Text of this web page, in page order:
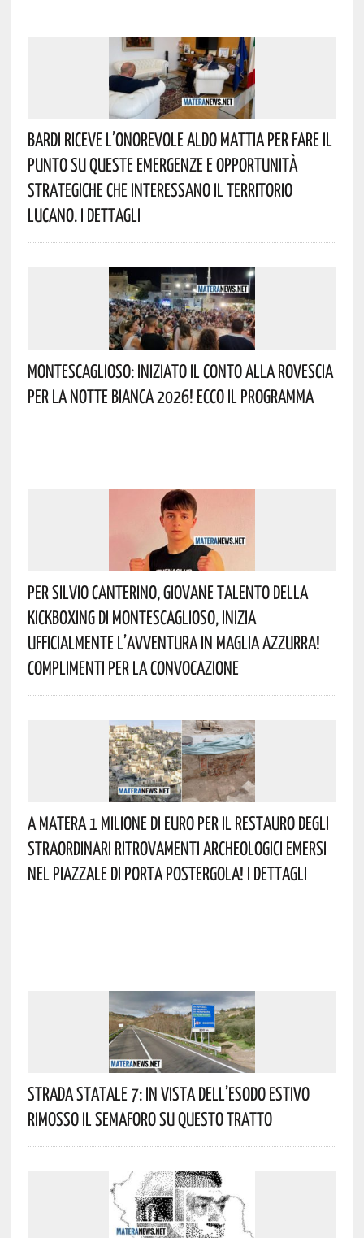
Bardi Riceve L’onorevole Aldo Mattia Per Fare Il
Punto Su Queste Emergenze E Opportunità
Strategiche Che Interessano Il Territorio
Lucano. I Dettagli
Montescaglioso: Iniziato Il Conto Alla Rovescia
Per La Notte Bianca 2026! Ecco Il Programma
Per Silvio Canterino, Giovane Talento Della
Kickboxing Di Montescaglioso, Inizia
Ufficialmente L’avventura In Maglia Azzurra!
Complimenti Per La Convocazione
A Matera 1 Milione Di Euro Per Il Restauro Degli
Straordinari Ritrovamenti Archeologici Emersi
Nel Piazzale Di Porta Postergola! I Dettagli
Strada Statale 7: In Vista Dell’esodo Estivo
Rimosso Il Semaforo Su Questo Tratto